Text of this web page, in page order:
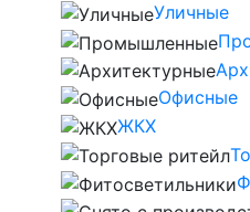
Уличные
Офисные
ЖКХ